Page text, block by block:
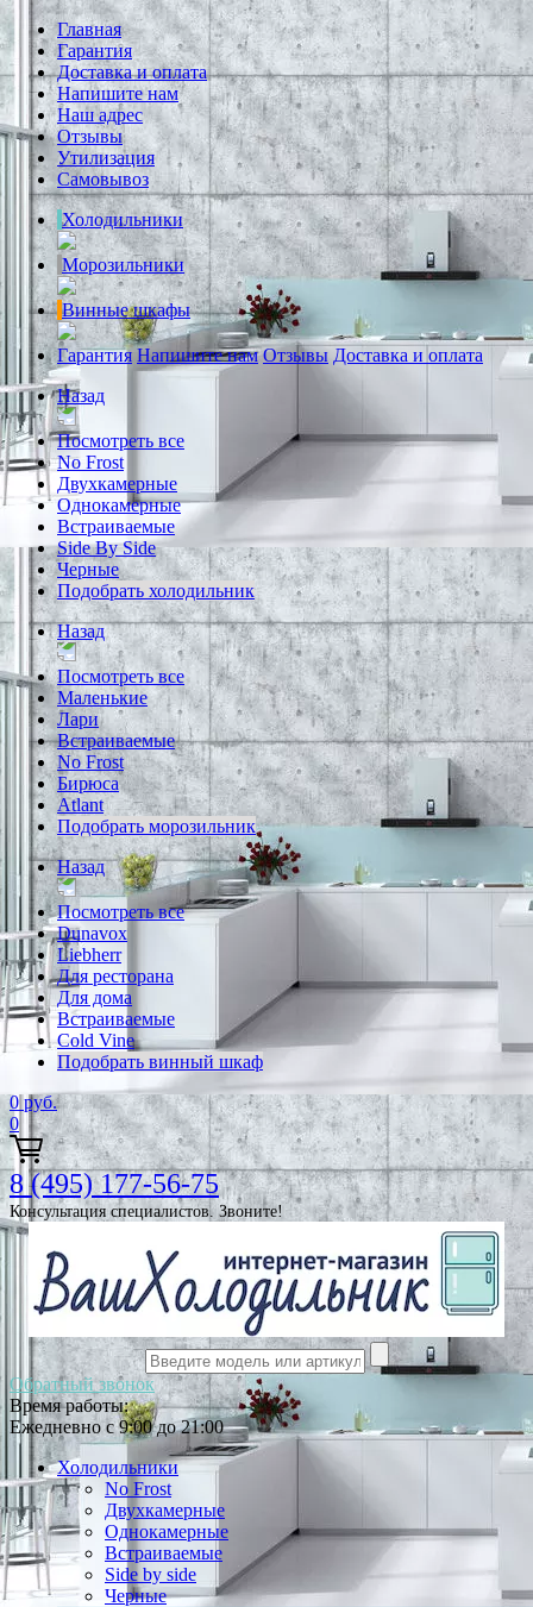
Главная
Гарантия
Доставка и оплата
Напишите нам
Наш адрес
Отзывы
Утилизация
Самовывоз
Холодильники
Морозильники
Винные шкафы
Гарантия Напишите нам Отзывы Доставка и оплата
Назад
Посмотреть все
No Frost
Двухкамерные
Однокамерные
Встраиваемые
Side By Side
Черные
Подобрать холодильник
Назад
Посмотреть все
Маленькие
Лари
Встраиваемые
No Frost
Бирюса
Atlant
Подобрать морозильник
Назад
Посмотреть все
Dunavox
Liebherr
Для ресторана
Для дома
Встраиваемые
Cold Vine
Подобрать винный шкаф
0 руб.
0
8 (495) 177-56-75
Консультация специалистов. Звоните!
Обратный звонок
Время работы:
Ежедневно с 9:00 до 21:00
Холодильники
No Frost
Двухкамерные
Однокамерные
Встраиваемые
Side by side
Черные